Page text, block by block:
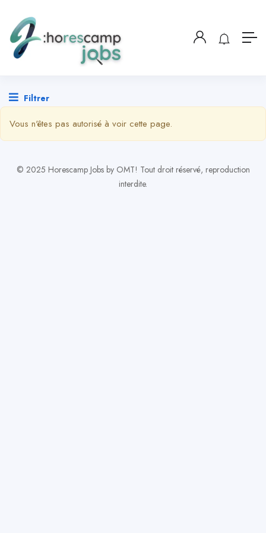
Filtrer
Vous n'êtes pas autorisé à voir cette page.
© 2025 Horescamp Jobs by OMT! Tout droit réservé, reproduction
interdite.